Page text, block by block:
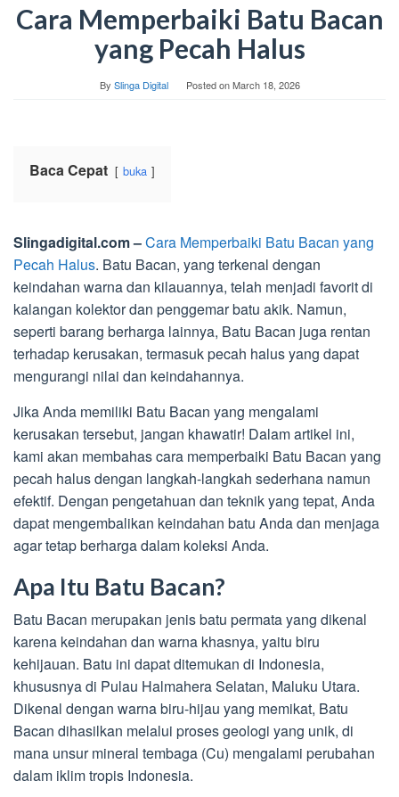
Cara Memperbaiki Batu Bacan
yang Pecah Halus
By Slinga Digital Posted onMarch 18, 2026
Baca Cepat buka
Slingadigital.com –Cara Memperbaiki Batu Bacan yang
Pecah Halus. Batu Bacan, yang terkenal dengan
keindahan warna dan kilauannya, telah menjadi favorit di
kalangan kolektor dan penggemar batu akik. Namun,
seperti barang berharga lainnya, Batu Bacan juga rentan
terhadap kerusakan, termasuk pecah halus yang dapat
mengurangi nilai dan keindahannya.
Jika Anda memiliki Batu Bacan yang mengalami
kerusakan tersebut, jangan khawatir! Dalam artikel ini,
kami akan membahas cara memperbaiki Batu Bacan yang
pecah halus dengan langkah-langkah sederhana namun
efektif. Dengan pengetahuan dan teknik yang tepat, Anda
dapat mengembalikan keindahan batu Anda dan menjaga
agar tetap berharga dalam koleksi Anda.
Apa Itu Batu Bacan?
Batu Bacan merupakan jenis batu permata yang dikenal
karena keindahan dan warna khasnya, yaitu biru
kehijauan. Batu ini dapat ditemukan di Indonesia,
khususnya di Pulau Halmahera Selatan, Maluku Utara.
Dikenal dengan warna biru-hijau yang memikat, Batu
Bacan dihasilkan melalui proses geologi yang unik, di
mana unsur mineral tembaga (Cu) mengalami perubahan
dalam iklim tropis Indonesia.